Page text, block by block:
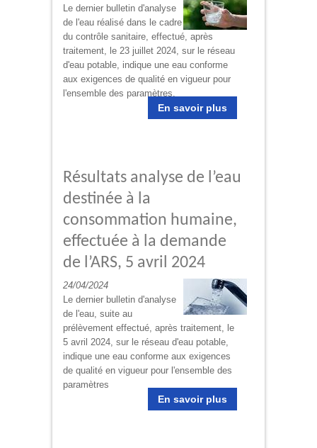
Le dernier bulletin d'analyse
de l'eau réalisé dans le cadre
du contrôle sanitaire, effectué, après
traitement, le 23 juillet 2024, sur le réseau
d'eau potable, indique une eau conforme
aux exigences de qualité en vigueur pour
l'ensemble des paramètres.
En savoir plus
Résultats analyse de l’eau
destinée à la
consommation humaine,
effectuée à la demande
de l’ARS, 5 avril 2024
24/04/2024
Le dernier bulletin d'analyse
de l'eau, suite au
prélèvement effectué, après traitement, le
5 avril 2024, sur le réseau d'eau potable,
indique une eau conforme aux exigences
de qualité en vigueur pour l'ensemble des
paramètres
En savoir plus